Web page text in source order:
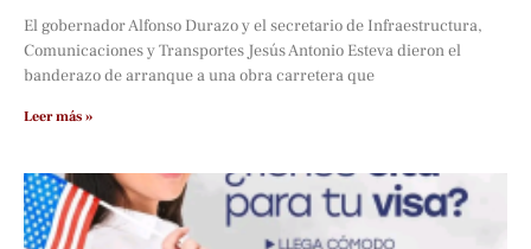
El gobernador Alfonso Durazo y el secretario de Infraestructura,
Comunicaciones y Transportes Jesús Antonio Esteva dieron el
banderazo de arranque a una obra carretera que
Leer más »